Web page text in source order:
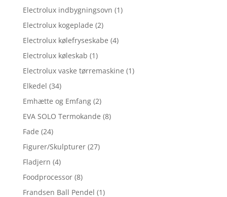
Electrolux indbygningsovn (1)
Electrolux kogeplade (2)
Electrolux kølefryseskabe (4)
Electrolux køleskab (1)
Electrolux vaske tørremaskine (1)
Elkedel (34)
Emhætte og Emfang (2)
EVA SOLO Termokande (8)
Fade (24)
Figurer/Skulpturer (27)
Fladjern (4)
Foodprocessor (8)
Frandsen Ball Pendel (1)